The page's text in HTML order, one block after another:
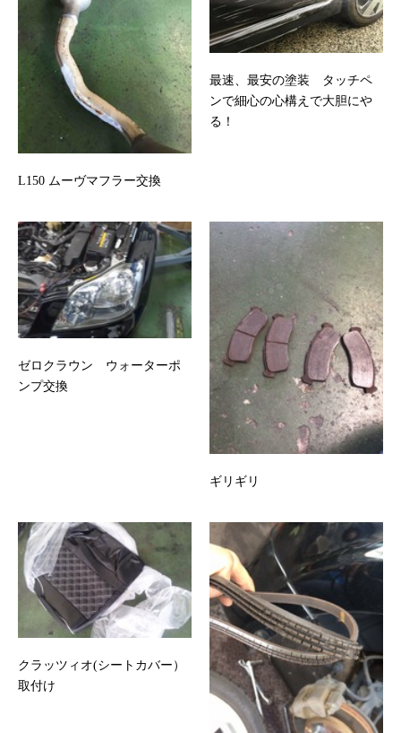
L150 ムーヴマフラー交換
最速、最安の塗装 タッチペ
ンで細心の心構えで大胆にや
る！
ゼロクラウン ウォーターポ
ンプ交換
ギリギリ
クラッツィオ(シートカバー）
取付け